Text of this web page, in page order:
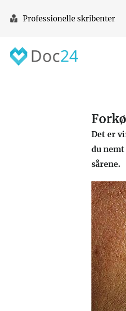
Professionelle skribenter
Det er
du
sårene.